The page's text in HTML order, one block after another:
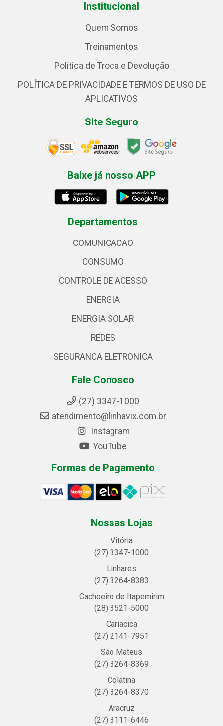
Institucional
Quem Somos
Treinamentos
Política de Troca e Devolução
POLÍTICA DE PRIVACIDADE E TERMOS DE USO DE
APLICATIVOS
Site Seguro
Baixe já nosso APP
Departamentos
COMUNICACAO
CONSUMO
CONTROLE DE ACESSO
ENERGIA
ENERGIA SOLAR
REDES
SEGURANCA ELETRONICA
Fale Conosco
(27) 3347-1000
atendimento@linhavix.com.br
Instagram
YouTube
Formas de Pagamento
Nossas Lojas
Vitória
(27) 3347-1000
Linhares
(27) 3264-8383
Cachoeiro de Itapemirim
(28) 3521-5000
Cariacica
(27) 2141-7951
São Mateus
(27) 3264-8369
Colatina
(27) 3264-8370
Aracruz
(27) 3111-6446